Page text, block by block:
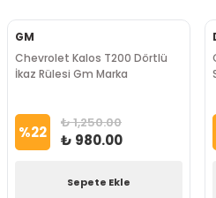
GM
Chevrolet Kalos T200 Dörtlü
İkaz Rülesi Gm Marka
%22 ₺ 1,250.00
₺ 980.00
Sepete Ekle